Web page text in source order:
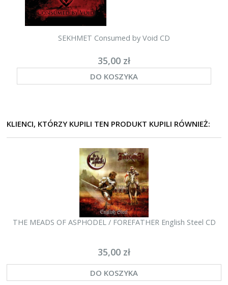
SEKHMET Consumed by Void CD
35,00 zł
DO KOSZYKA
KLIENCI, KTÓRZY KUPILI TEN PRODUKT KUPILI RÓWNIEŻ:
THE MEADS OF ASPHODEL / FOREFATHER English Steel CD
35,00 zł
DO KOSZYKA